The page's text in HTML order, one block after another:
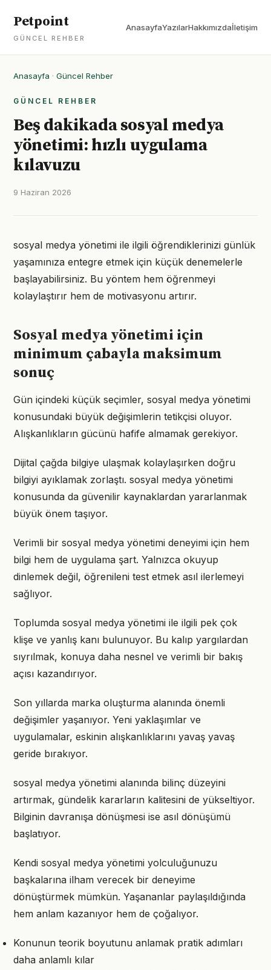
Petpoint
GÜNCEL REHBER
AnasayfaYazılarHakkımızdaİletişim
Anasayfa · Güncel Rehber
GÜNCEL REHBER
Beş dakikada sosyal medya
yönetimi: hızlı uygulama
kılavuzu
9 Haziran 2026
sosyal medya yönetimi ile ilgili öğrendiklerinizi günlük
yaşamınıza entegre etmek için küçük denemelerle
başlayabilirsiniz. Bu yöntem hem öğrenmeyi
kolaylaştırır hem de motivasyonu artırır.
Sosyal medya yönetimi için
minimum çabayla maksimum
sonuç
Gün içindeki küçük seçimler, sosyal medya yönetimi
konusundaki büyük değişimlerin tetikçisi oluyor.
Alışkanlıkların gücünü hafife almamak gerekiyor.
Dijital çağda bilgiye ulaşmak kolaylaşırken doğru
bilgiyi ayıklamak zorlaştı. sosyal medya yönetimi
konusunda da güvenilir kaynaklardan yararlanmak
büyük önem taşıyor.
Verimli bir sosyal medya yönetimi deneyimi için hem
bilgi hem de uygulama şart. Yalnızca okuyup
dinlemek değil, öğrenileni test etmek asıl ilerlemeyi
sağlıyor.
Toplumda sosyal medya yönetimi ile ilgili pek çok
klişe ve yanlış kanı bulunuyor. Bu kalıp yargılardan
sıyrılmak, konuya daha nesnel ve verimli bir bakış
açısı kazandırıyor.
Son yıllarda marka oluşturma alanında önemli
değişimler yaşanıyor. Yeni yaklaşımlar ve
uygulamalar, eskinin alışkanlıklarını yavaş yavaş
geride bırakıyor.
sosyal medya yönetimi alanında bilinç düzeyini
artırmak, gündelik kararların kalitesini de yükseltiyor.
Bilginin davranışa dönüşmesi ise asıl dönüşümü
başlatıyor.
Kendi sosyal medya yönetimi yolculuğunuzu
başkalarına ilham verecek bir deneyime
dönüştürmek mümkün. Yaşananlar paylaşıldığında
hem anlam kazanıyor hem de çoğalıyor.
Konunun teorik boyutunu anlamak pratik adımları
daha anlamlı kılar